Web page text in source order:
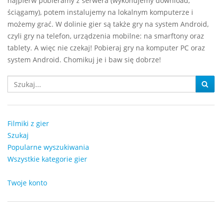
ściągamy), potem instalujemy na lokalnym komputerze i
możemy grać. W dolinie gier są także gry na system Android,
czyli gry na telefon, urządzenia mobilne: na smarftony oraz
tablety. A więc nie czekaj! Pobieraj gry na komputer PC oraz
system Android. Chomikuj je i baw się dobrze!
Filmiki z gier
Szukaj
Popularne wyszukiwania
Wszystkie kategorie gier
Twoje konto